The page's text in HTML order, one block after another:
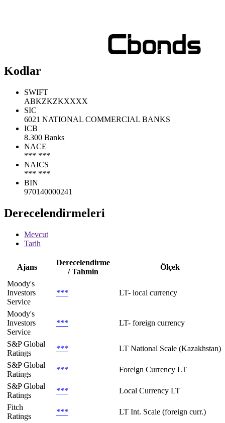
Kodlar
SWIFT
ABKZKZKXXXX
SIC
6021 NATIONAL COMMERCIAL BANKS
ICB
8.300 Banks
NACE
*** ***
NAICS
*** ***
BIN
970140000241
Derecelendirmeleri
Mevcut
Tarih
Ajans
Derecelendirme
/ Tahmin
Ölçek
Moody's
Investors
Service
*** LT- local currency
Moody's
Investors
Service
*** LT- foreign currency
S&P Global
Ratings
***
LT National Scale (Kazakhstan)
S&P Global
Ratings
***
Foreign Currency LT
S&P Global
Ratings
***
Local Currency LT
Fitch
Ratings
***
LT Int. Scale (foreign curr.)